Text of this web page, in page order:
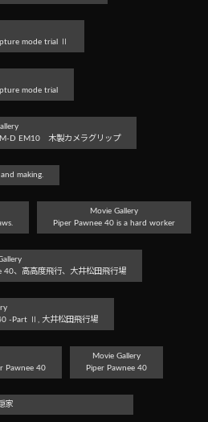
mode trial Ⅱ
mode trial
D EM10 木製カメラグリップ
making.
Movie Gallery
Piper Pawnee 40 is a hard worker
、高高度飛行、大井松田飛行場
-Part Ⅱ, 大井松田飛行場
Pawnee 40
Movie Gallery
Piper Pawnee 40
家